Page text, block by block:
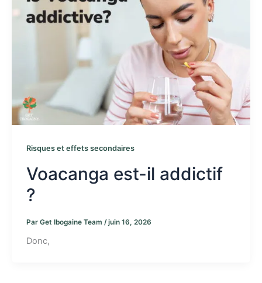
Risques et effets secondaires
Voacanga est-il addictif
?
Par Get Ibogaine Team /juin 16, 2026
Donc,